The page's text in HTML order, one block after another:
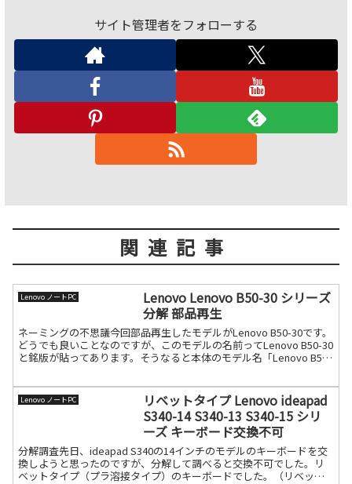
サイト管理者をフォローする
関連記事
Lenovo ノートPC
Lenovo Lenovo B50-30 シリーズ
分解 部品再生
ネーミングの不思議今回部品再生したモデルがLenovo B50-30です。
どうでも良いことなのですが、このモデルの名前ってLenovo B50-30
と銘版が貼ってあります。そうなると本体のモデル名「Lenovo B50-
Lenovo ノートPC
リベットタイプ Lenovo ideapad
S340-14 S340-13 S340-15 シリ
ーズ キーボード交換不可
分解調査先日、ideapad S340の14インチのモデルのキーボードを交
換しようと思ったのですが、分解して調べると交換不可でした。リ
ベットタイプ（プラ溶接タイプ）のキーボードでした。（リベット